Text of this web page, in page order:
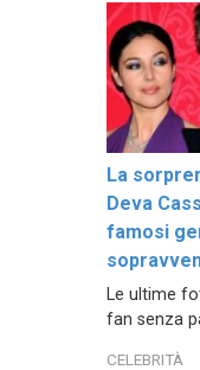
La
Deva
famosi
Le ultime
fan senza
CELEBRITÀ